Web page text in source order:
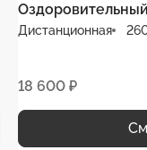
Дистанционная
18 600 ₽